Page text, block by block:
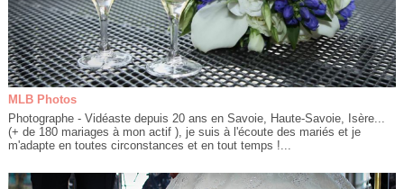
MLB Photos
Photographe - Vidéaste depuis 20 ans en Savoie, Haute-Savoie, Isère...
(+ de 180 mariages à mon actif ), je suis à l'écoute des mariés et je
m'adapte en toutes circonstances et en tout temps !...